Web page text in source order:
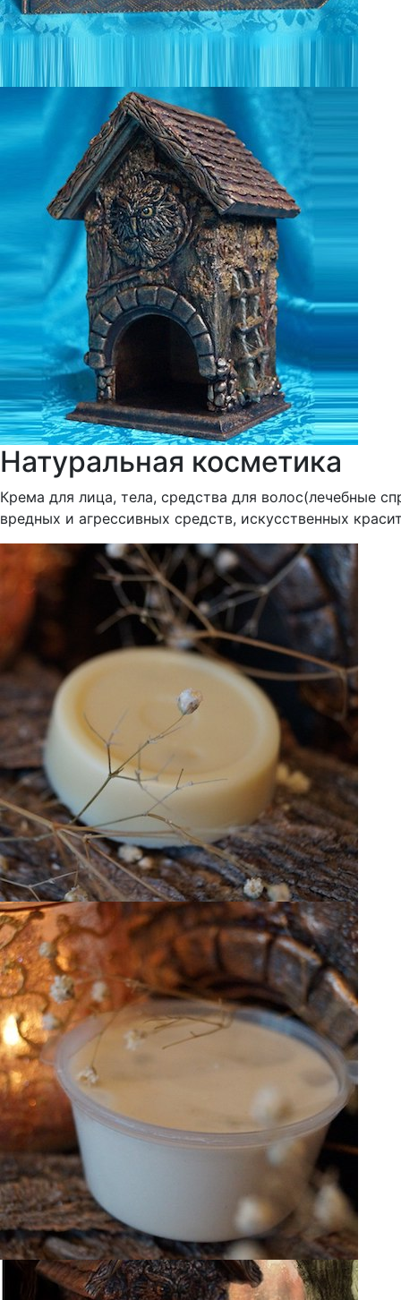
Натуральная косметика
Крема для лица, тела, средства для волос(лечебные
вредных и агрессивных средств, искусственных